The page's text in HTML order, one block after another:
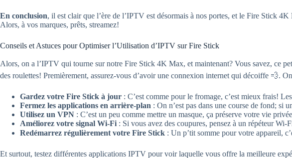
En conclusion, il est clair que l’ère de l’IPTV est désormais à nos portes, et le Fire Stick
Alors, à vos marques, prêts, streamez!
Conseils et Astuces pour Optimiser l’Utilisation d’IPTV sur Fire Stick
Alors, on a l’IPTV qui tourne sur notre Fire Stick 4K Max, et maintenant? Vous savez, ce
des roulettes! Premièrement, assurez-vous d’avoir une connexion internet qui décoiffe 💨.
Gardez votre Fire Stick à jour : C’est comme pour le fromage, c’est mieux frais!
Fermez les applications en arrière-plan : On n’est pas dans une course de fond; si
Utilisez un VPN : C’est un peu comme mettre un masque, ça préserve votre vie
Améliorez votre signal Wi-Fi : Si vous avez des coupures, pensez à un répéteur
Redémarrez régulièrement votre Fire Stick : Un p’tit somme pour votre appareil,
Et surtout, testez différentes applications IPTV pour voir laquelle vous offre la meilleure